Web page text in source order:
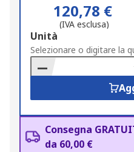
120,78 €
(IVA esclusa)
Add
to
Basket
Unità
Selezionare o digitare la
Consegna
da 60,00 €